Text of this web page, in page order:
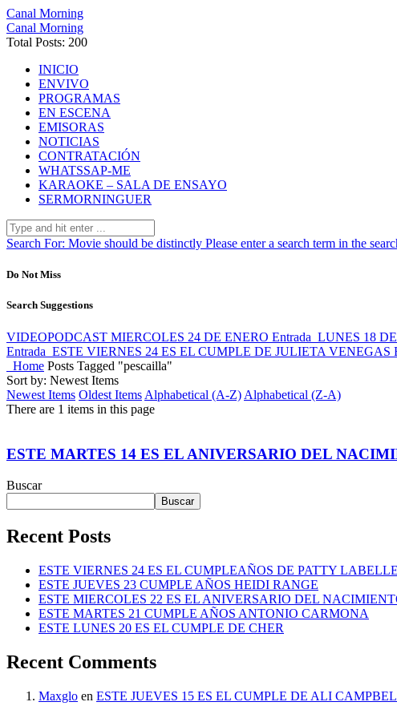
Canal Morning
Canal Morning
Total Posts: 200
INICIO
ENVIVO
PROGRAMAS
EN ESCENA
EMISORAS
NOTICIAS
CONTRATACIÓN
WHATSSAP-ME
KARAOKE – SALA DE ENSAYO
SERMORNINGUER
Search For: Movie should be distinctly Please enter a search term in the
Do Not Miss
Search Suggestions
VIDEOPODCAST MIERCOLES 24 DE ENERO Entrada LUNES 18
Entrada ESTE VIERNES 24 ES EL CUMPLE DE JULIETA VENEGAS
Home Posts Tagged "pescailla"
Sort by: Newest Items
Newest Items Oldest Items Alphabetical (A-Z) Alphabetical (Z-A)
There are 1 items in this page
ESTE MARTES 14 ES EL ANIVERSARIO DEL
Buscar
Buscar
Recent Posts
ESTE VIERNES 24 ES EL CUMPLEAÑOS DE PATTY LABELLE
ESTE JUEVES 23 CUMPLE AÑOS HEIDI RANGE
ESTE MIERCOLES 22 ES EL ANIVERSARIO DEL
ESTE MARTES 21 CUMPLE AÑOS ANTONIO CARMONA
ESTE LUNES 20 ES EL CUMPLE DE CHER
Recent Comments
Maxglo en ESTE JUEVES 15 ES EL CUMPLE DE ALI